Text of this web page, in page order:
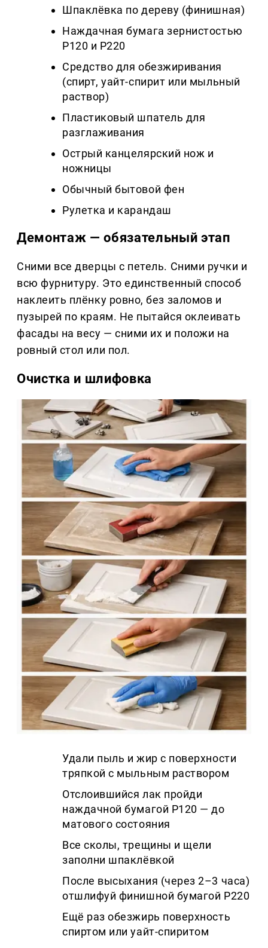
Шпаклёвка по дереву (финишная)
Наждачная бумага зернистостью
P120 и P220
Средство для обезжиривания
(спирт, уайт-спирит или мыльный
раствор)
Пластиковый шпатель для
разглаживания
Острый канцелярский нож и
ножницы
Обычный бытовой фен
Рулетка и карандаш
Демонтаж — обязательный этап
Сними все дверцы с петель. Сними ручки и
всю фурнитуру. Это единственный способ
наклеить плёнку ровно, без заломов и
пузырей по краям. Не пытайся оклеивать
фасады на весу — сними их и положи на
ровный стол или пол.
Очистка и шлифовка
Удали пыль и жир с поверхности
тряпкой с мыльным раствором
Отслоившийся лак пройди
наждачной бумагой P120 — до
матового состояния
Все сколы, трещины и щели
заполни шпаклёвкой
После высыхания (через 2–3 часа)
отшлифуй финишной бумагой P220
Ещё раз обезжирь поверхность
спиртом или уайт-спиритом